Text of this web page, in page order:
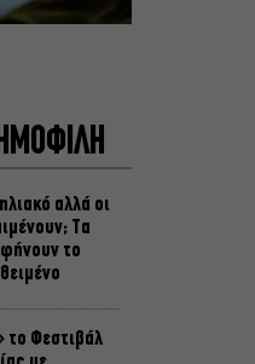
αλλά οι
Τα
το
το Φεστιβάλ